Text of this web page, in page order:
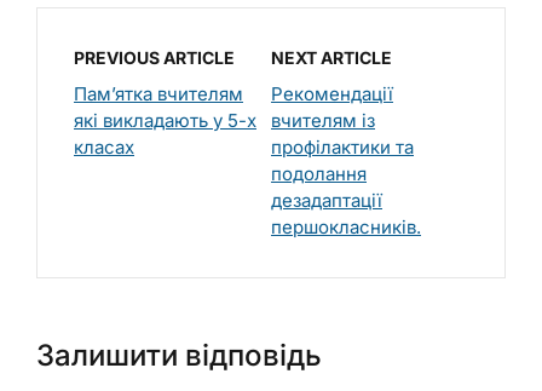
PREVIOUS ARTICLE
Пам’ятка вчителям
які викладають у 5-х
класах
NEXT ARTICLE
Рекомендації
вчителям із
профілактики та
подолання
дезадаптації
першокласників.
Залишити відповідь